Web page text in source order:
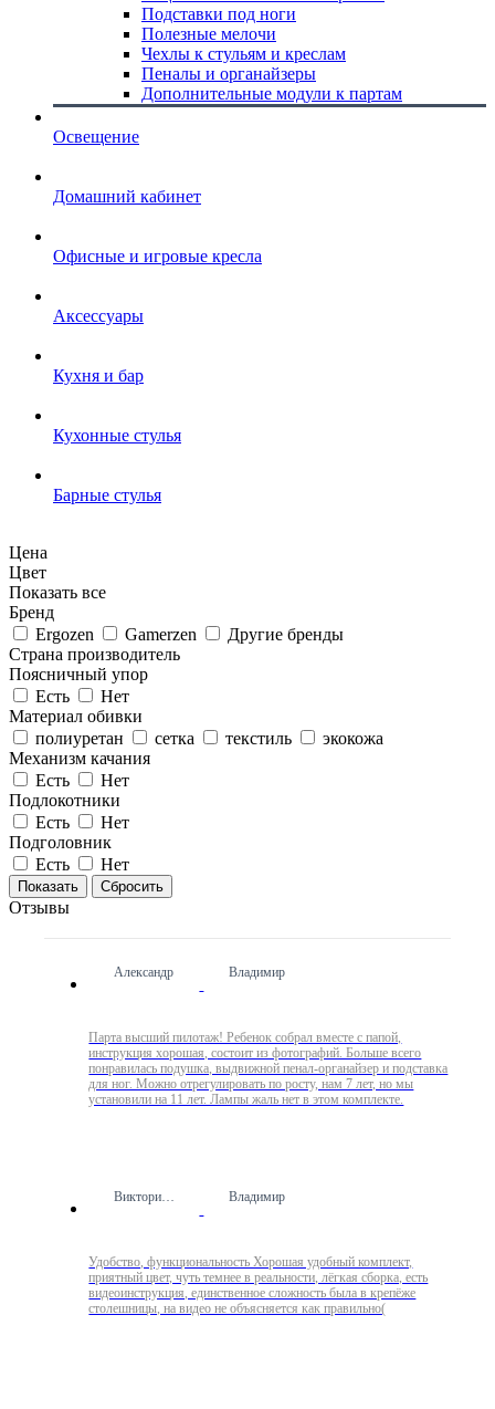
Подставки под ноги
Полезные мелочи
Чехлы к стульям и креслам
Пеналы и органайзеры
Дополнительные модули к партам
Освещение
Домашний кабинет
Офисные и игровые кресла
Аксессуары
Кухня и бар
Кухонные стулья
Барные стулья
Цена
Цвет
Показать все
Бренд
Ergozen
Gamerzen
Другие бренды
Страна производитель
Поясничный упор
Есть
Нет
Материал обивки
полиуретан
сетка текстиль
экокожа
Механизм качания
Есть
Нет
Подлокотники
Есть
Нет
Подголовник
Есть
Нет
Сбросить
Отзывы
Александр Владимир
Парта высший пилотаж! Ребенок собрал вместе с папой,
инструкция хорошая, состоит из фотографий. Больше всего
понравилась подушка, выдвижной пенал-органайзер и подставка
для ног. Можно отрегулировать по росту, нам 7 лет, но мы
установили на 11 лет. Лампы жаль нет в этом комплекте.
Виктория Ш. Владимир
Удобство, функциональность Хорошая удобный комплект,
приятный цвет, чуть темнее в реальности, лёгкая сборка, есть
видеоинструкция, единственное сложность была в крепёже
столешницы, на видео не объясняется как правильно(